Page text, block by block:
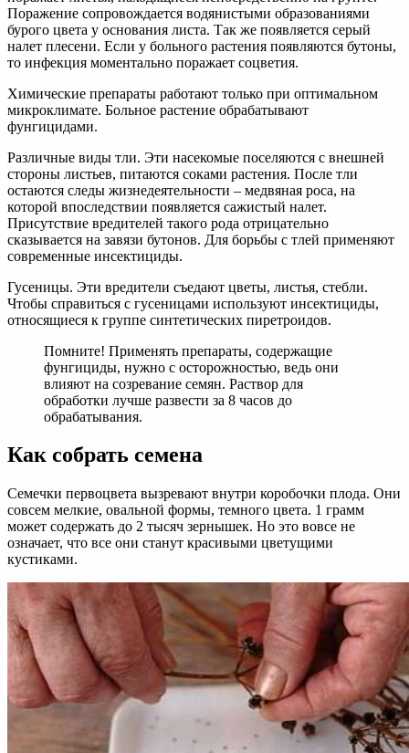
Поражение сопровождается водянистыми образованиями
бурого цвета у основания листа. Так же появляется серый
налет плесени. Если у больного растения появляются бутоны,
то инфекция моментально поражает соцветия.
Химические препараты работают только при оптимальном
микроклимате. Больное растение обрабатывают
фунгицидами.
Различные виды тли. Эти насекомые поселяются с внешней
стороны листьев, питаются соками растения. После тли
остаются следы жизнедеятельности – медвяная роса, на
которой впоследствии появляется сажистый налет.
Присутствие вредителей такого рода отрицательно
сказывается на завязи бутонов. Для борьбы с тлей применяют
современные инсектициды.
Гусеницы. Эти вредители съедают цветы, листья, стебли.
Чтобы справиться с гусеницами используют инсектициды,
относящиеся к группе синтетических пиретроидов.
Помните! Применять препараты, содержащие
фунгициды, нужно с осторожностью, ведь они
влияют на созревание семян. Раствор для
обработки лучше развести за 8 часов до
обрабатывания.
Как собрать семена
Семечки первоцвета вызревают внутри коробочки плода. Они
совсем мелкие, овальной формы, темного цвета. 1 грамм
может содержать до 2 тысяч зернышек. Но это вовсе не
означает, что все они станут красивыми цветущими
кустиками.